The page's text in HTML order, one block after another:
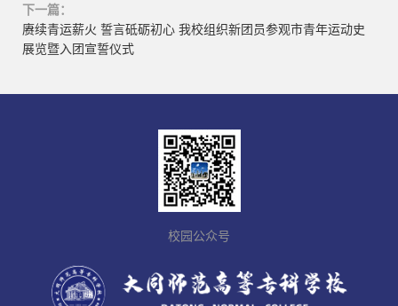
下一篇：
赓续青运薪火 誓言砥砺初心 我校组织新团员参观市青年运动史
展览暨入团宣誓仪式
校园公众号